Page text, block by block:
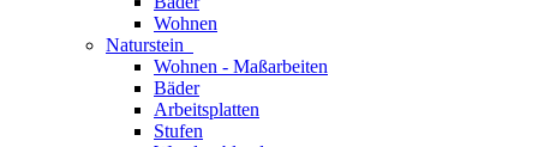
Wohnen
Naturstein
Wohnen - Maßarbeiten
Bäder
Arbeitsplatten
Stufen